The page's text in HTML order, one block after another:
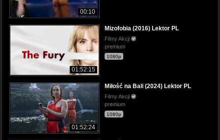
00:10
01:52:15
Mizofobia (2016) Lektor PL
Filmy Akcji
premium
1080p
01:52:24
Miłość na Bali (2024) Lektor PL
Filmy Akcji
premium
1080p